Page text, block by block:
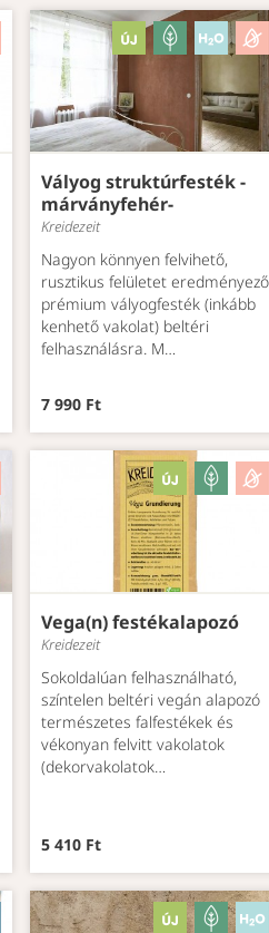
Vályog struktúrfesték -
márványfehér-
Kreidezeit
Nagyon könnyen felvihető,
rusztikus felületet eredményező
prémium vályogfesték (inkább
kenhető vakolat) beltéri
felhasználásra. M…
7 990 Ft
Vega(n) festékalapozó
Kreidezeit
Sokoldalúan felhasználható,
színtelen beltéri vegán alapozó
természetes falfestékek és
vékonyan felvitt vakolatok
(dekorvakolatok…
5 410 Ft